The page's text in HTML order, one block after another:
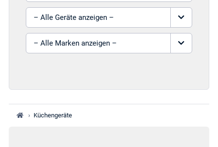
Gerät auswählen
Marke auswählen
› Küchengeräte